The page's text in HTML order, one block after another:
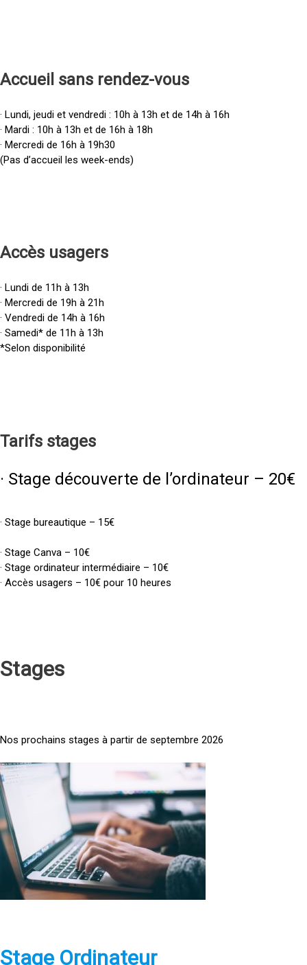
Accueil sans rendez-vous
· Lundi, jeudi et vendredi : 10h à 13h et de 14h à 16h
· Mardi : 10h à 13h et de 16h à 18h
· Mercredi de 16h à 19h30
(Pas d’accueil les week-ends)
Accès usagers
· Lundi de 11h à 13h
· Mercredi de 19h à 21h
· Vendredi de 14h à 16h
· Samedi* de 11h à 13h
*Selon disponibilité
Tarifs stages
· Stage découverte de l’ordinateur – 20€
· Stage bureautique – 15€
· Stage Canva – 10€
· Stage ordinateur intermédiaire – 10€
· Accès usagers – 10€ pour 10 heures
Stages
Nos prochains stages à partir de septembre 2026
<
a
h
e
f
pStage Ordinateur